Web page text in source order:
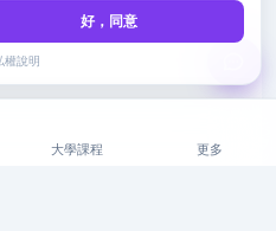
大學課程 更多
好，同意
權說明